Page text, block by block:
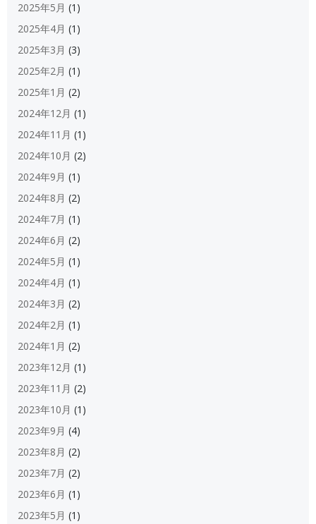
2025年5月 (1)
2025年4月 (1)
2025年3月 (3)
2025年2月 (1)
2025年1月 (2)
2024年12月 (1)
2024年11月 (1)
2024年10月 (2)
2024年9月 (1)
2024年8月 (2)
2024年7月 (1)
2024年6月 (2)
2024年5月 (1)
2024年4月 (1)
2024年3月 (2)
2024年2月 (1)
2024年1月 (2)
2023年12月 (1)
2023年11月 (2)
2023年10月 (1)
2023年9月 (4)
2023年8月 (2)
2023年7月 (2)
2023年6月 (1)
2023年5月 (1)